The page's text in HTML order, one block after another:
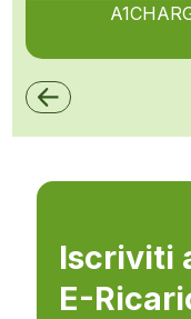
Iscriviti
E-